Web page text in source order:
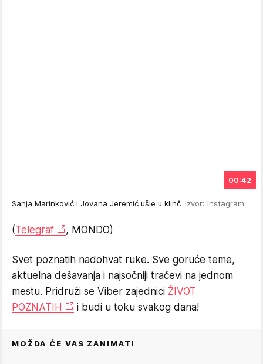
00:42
Sanja Marinković i Jovana Jeremić ušle u klinč Izvor: Instagram
(Telegraf , MONDO)
Svet poznatih nadohvat ruke. Sve goruće teme,
aktuelna dešavanja i najsočniji tračevi na jednom
mestu. Pridruži se Viber zajednici ŽIVOT
POZNATIH
i budi u toku svakog dana!
MOŽDA ĆE VAS ZANIMATI